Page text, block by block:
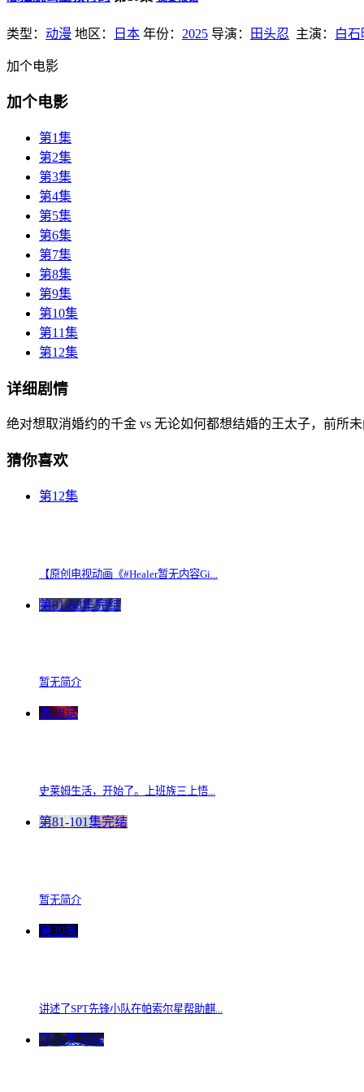
类型： 动漫 地区： 日本 年份： 2025 导演： 田头忍 主演： 白
加个电影
加个电影
第1集
第2集
第3集
第4集
第5集
第6集
第7集
第8集
第9集
第10集
第11集
第12集
详细剧情
绝对想取消婚约的千金 vs 无论如何都想结婚的王太子，前所
猜你喜欢
第12集
【原创电视动画《#Healer暂无内容Gi...
第81-98集完结
暂无简介
第28话
史莱姆生活，开始了。上班族三上悟...
第81-101集完结
暂无简介
第30集
讲述了SPT先锋小队在帕索尔星帮助麒...
第52集完结